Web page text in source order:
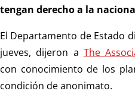
tengan derecho a la
El Departamento de Estado
jueves, dijeron a The
con conocimiento de los
condición de anonimato.